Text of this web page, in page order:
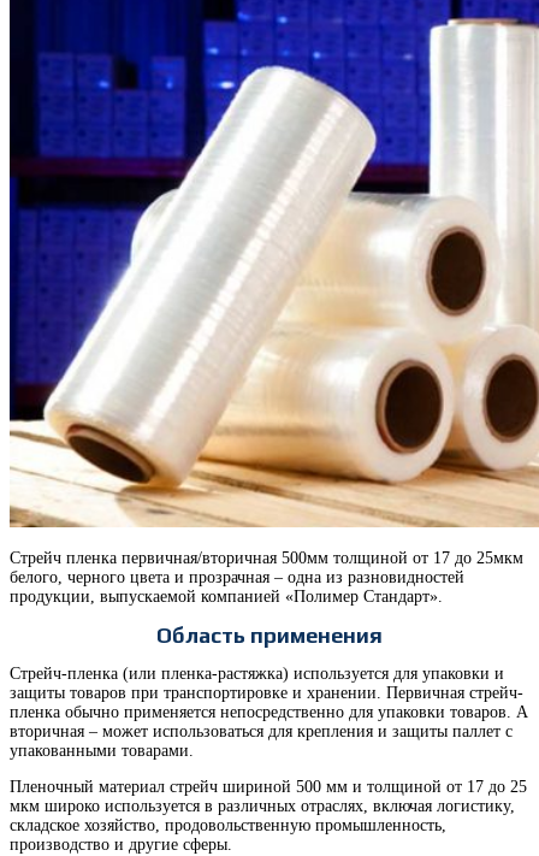
Стрейч пленка первичная/вторичная 500мм толщиной от 17 до 25мкм
белого, черного цвета и прозрачная – одна из разновидностей
продукции, выпускаемой компанией «Полимер Стандарт».
Область применения
Стрейч-пленка (или пленка-растяжка) используется для упаковки и
защиты товаров при транспортировке и хранении. Первичная стрейч-
пленка обычно применяется непосредственно для упаковки товаров. А
вторичная – может использоваться для крепления и защиты паллет с
упакованными товарами.
Пленочный материал стрейч шириной 500 мм и толщиной от 17 до 25
мкм широко используется в различных отраслях, включая логистику,
складское хозяйство, продовольственную промышленность,
производство и другие сферы.